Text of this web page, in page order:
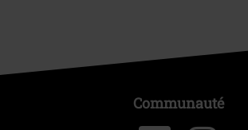
Communauté